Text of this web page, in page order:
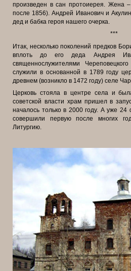
произведен в сан протоиерея. Жена
после 1856). Андрей Иванович и
дед и бабка героя нашего очерка.
***
Итак, несколько поколений предков
вплоть до его деда Андрея
священнослужителями
служили в основанной в 1789 году
древнем (возникло в 1472 году) селе
Церковь стояла в центре села и
советской власти храм пришел в
началось только в 2000 году. А уже 24
совершили первую после многих
Литургию.